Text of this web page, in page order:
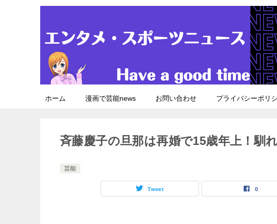
ホーム 漫画で芸能news お問い合わせ プライバシーポリ
斉藤慶子の旦那は再婚で15歳年上！馴
芸能
Tweet 0